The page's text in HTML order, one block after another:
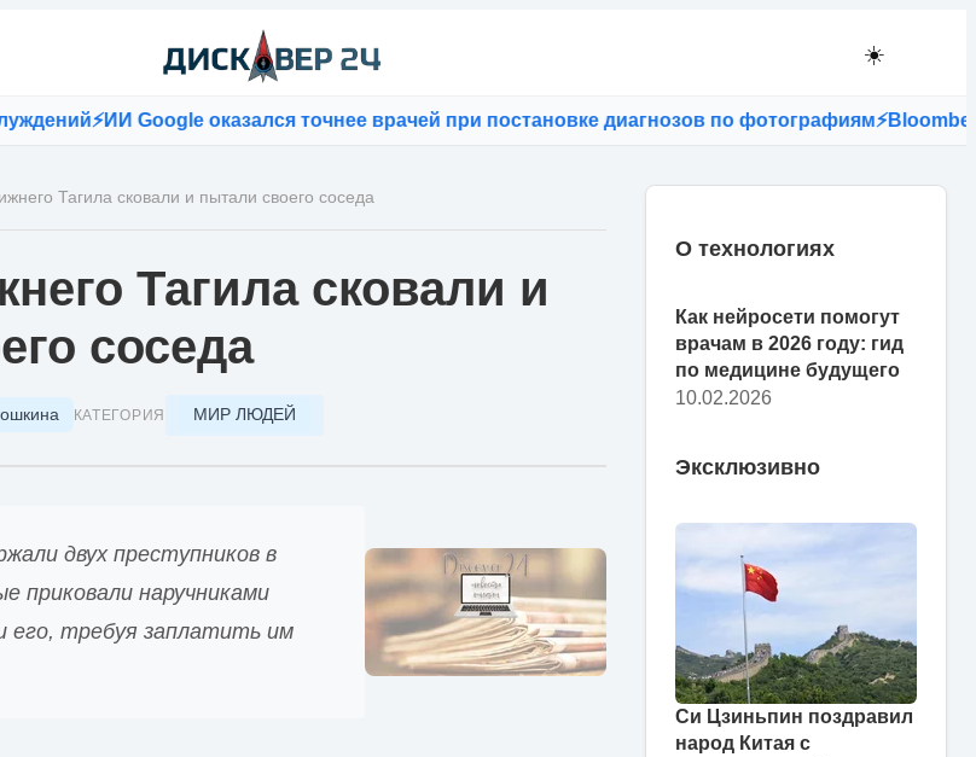
☀️
⚡ИИ Google оказался точнее врачей при постановке диагнозов по фотографиям⚡Bloomberg:
Тагила сковали и пытали своего соседа
Тагила сковали и
соседа
КАТЕГОРИЯ МИР ЛЮДЕЙ
двух преступников в
приковали наручниками
его, требуя заплатить им
О технологиях
Как нейросети помогут
врачам в 2026 году: гид
по медицине будущего
10.02.2026
Эксклюзивно
Си Цзиньпин поздравил
народ Китая с